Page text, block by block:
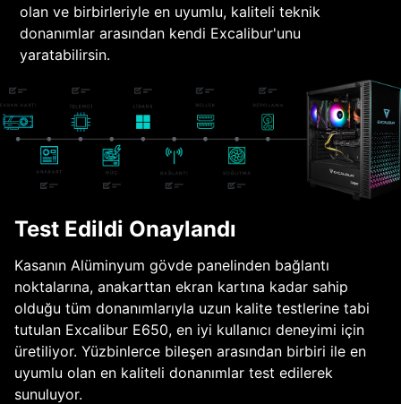
olan ve birbirleriyle en uyumlu, kaliteli teknik
donanımlar arasından kendi Excalibur'unu
yaratabilirsin.
Test Edildi Onaylandı
Kasanın Alüminyum gövde panelinden bağlantı
noktalarına, anakarttan ekran kartına kadar sahip
olduğu tüm donanımlarıyla uzun kalite testlerine tabi
tutulan Excalibur E650, en iyi kullanıcı deneyimi için
üretiliyor. Yüzbinlerce bileşen arasından birbiri ile en
uyumlu olan en kaliteli donanımlar test edilerek
sunuluyor.